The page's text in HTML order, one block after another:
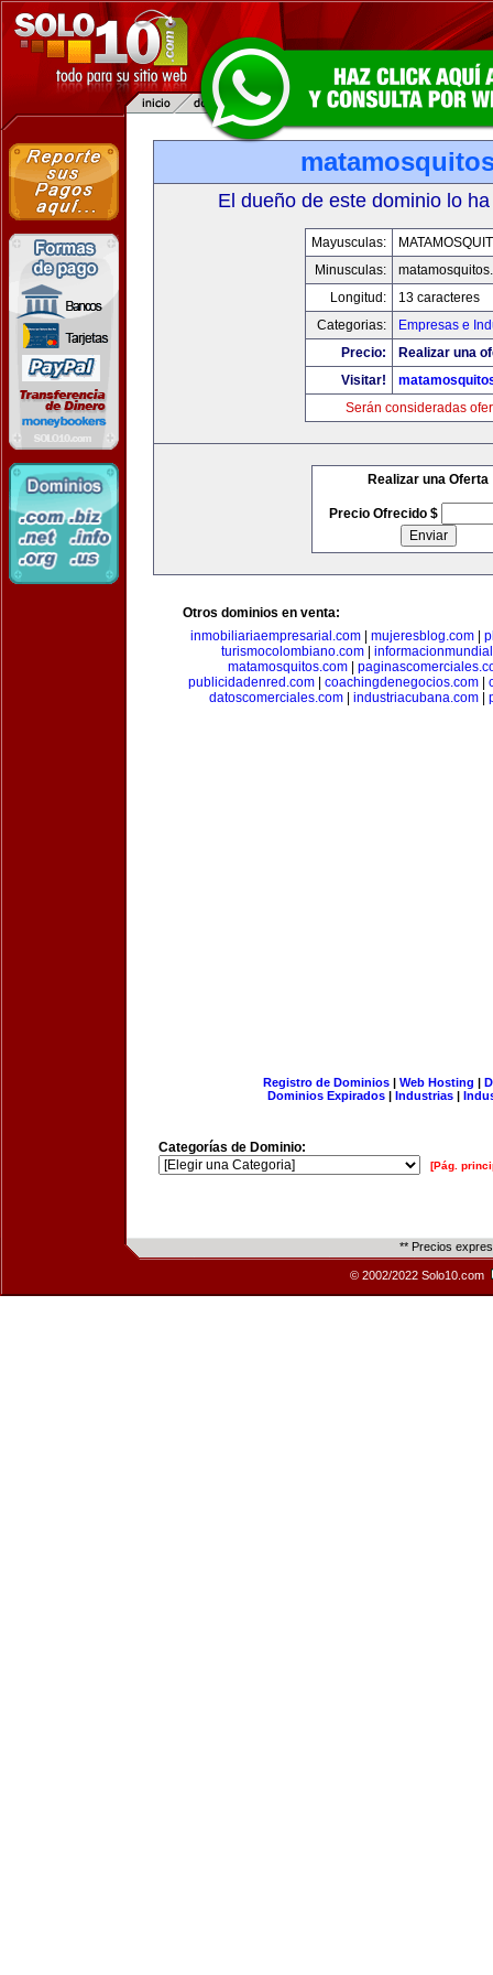
El dueño de este dominio lo
Mayusculas:
Minusculas:
Longitud:
13 caracteres
Categorias:
Empresas e
Precio:
Realizar una
Visitar!
Serán consideradas
Realizar una Oferta
Precio Ofrecido $
Otros dominios en venta:
inmobiliariaempresarial.com| mujeresblog.com|
turismocolombiano.com
matamosquitos.com|
publicidadenred.com| coachingdenegocios.com|
datoscomerciales.com| industriacubana.com|
Registro de Dominios| Web Hosting |
Dominios Expirados | Industrias |
Categorías de Dominio:
[Pág.
** Precios
© 2002/2022 Solo10.com